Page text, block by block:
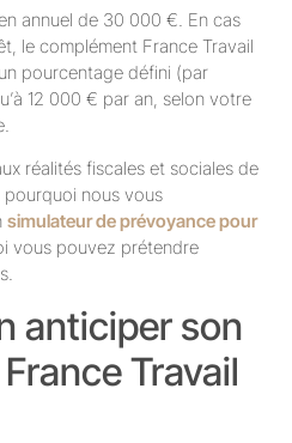
annuel de 30 000 €. En cas
le complément France Travail
pourcentage défini (par
12 000 € par an, selon votre
réalités fiscales et sociales de
pourquoi nous vous
simulateur de prévoyance pour
vous pouvez prétendre
anticiper son
Travail